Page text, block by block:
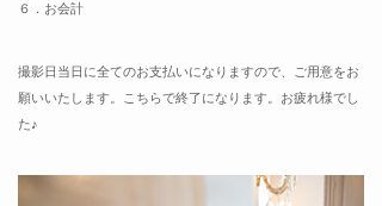
６．お会計
撮影日当日に全てのお支払いになりますので、ご用意をお
願いいたします。こちらで終了になります。お疲れ様でし
た♪